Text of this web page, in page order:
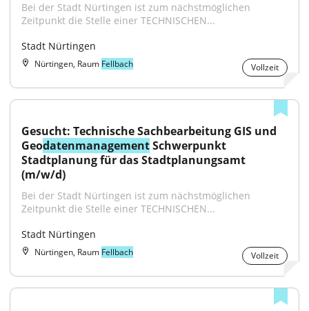
Bei der Stadt Nürtingen ist zum nächstmöglichen
Zeitpunkt die Stelle einer TECHNISCHEN...
Stadt Nürtingen
Nürtingen, Raum Fellbach Vollzeit
Gesucht: Technische Sachbearbeitung GIS und
Geodatenmanagement Schwerpunkt
Stadtplanung für das Stadtplanungsamt
(m/w/d)
Bei der Stadt Nürtingen ist zum nächstmöglichen
Zeitpunkt die Stelle einer TECHNISCHEN...
Stadt Nürtingen
Nürtingen, Raum Fellbach Vollzeit